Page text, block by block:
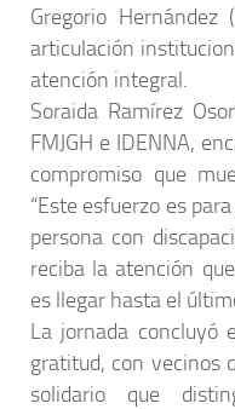
Gregorio Hernández
articulación
atención integral.
Soraida Ramírez
FMJGH e IDENNA,
compromiso que
“Este esfuerzo es
persona con
reciba la atención
es llegar hasta el
La jornada concluyó
gratitud, con vecinos
solidario que